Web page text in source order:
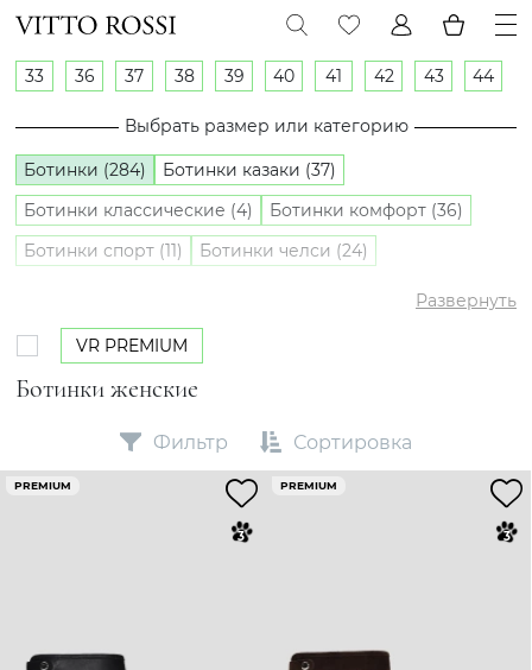
Ботинки женские
33 36 37 38 39 40 41 42 43 44
Выбрать размер или категорию
Ботинки (284)
Ботинки казаки (37)
Ботинки классические (4)
Ботинки комфорт (36)
Ботинки спорт (11)
Ботинки челси (24)
Развернуть
VR PREMIUM
Фильтр Сортировка
PREMIUM PREMIUM